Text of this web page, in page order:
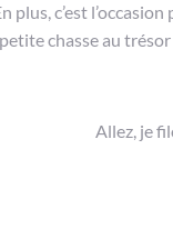
plus, c’est
chasse au
Allez, je